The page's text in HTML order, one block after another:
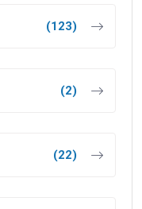
(123)
(2)
(22)